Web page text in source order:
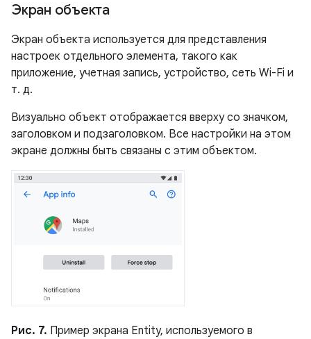
Экран объекта
Экран объекта используется для представления
настроек отдельного элемента, такого как
приложение, учетная запись, устройство, сеть Wi-Fi и
т. д.
Визуально объект отображается вверху со значком,
заголовком и подзаголовком. Все настройки на этом
экране должны быть связаны с этим объектом.
Рис. 7. Пример экрана Entity, используемого в